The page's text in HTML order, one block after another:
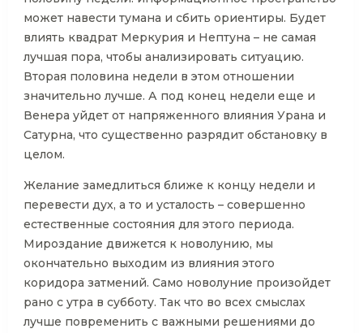
может навести тумана и сбить ориентиры. Будет
влиять квадрат Меркурия и Нептуна – не самая
лучшая пора, чтобы анализировать ситуацию.
Вторая половина недели в этом отношении
значительно лучше. А под конец недели еще и
Венера уйдет от напряженного влияния Урана и
Сатурна, что существенно разрядит обстановку в
целом.
Желание замедлиться ближе к концу недели и
перевести дух, а то и усталость – совершенно
естественные состояния для этого периода.
Мироздание движется к новолунию, мы
окончательно выходим из влияния этого
коридора затмений. Само новолуние произойдет
рано с утра в субботу. Так что во всех смыслах
лучше повременить с важными решениями до